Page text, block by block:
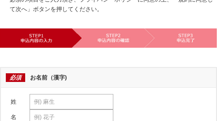
て次へ」ボタンを押してください。
必須 お名前（漢字)
姓
名